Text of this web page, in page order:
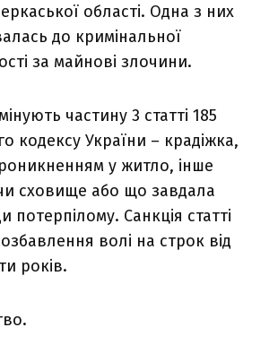
області. Одна з них
до кримінальної
за майнові злочини.
частину 3 статті 185
кодексу України – крадіжка,
у житло, інше
сховище або що завдала
потерпілому. Санкція статті
волі на строк від
років.